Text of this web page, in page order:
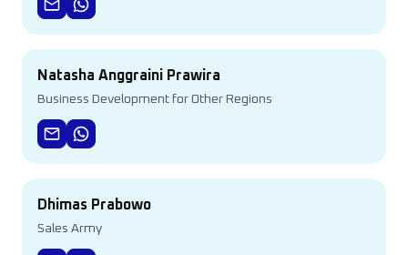
Natasha Anggraini Prawira
Business Development for Other Regions
Dhimas Prabowo
Sales Army